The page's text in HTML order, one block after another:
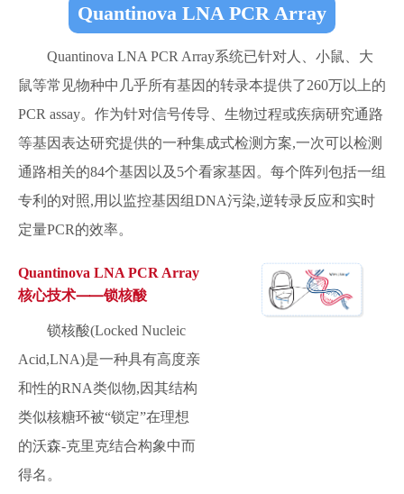
Quantinova LNA PCR Array
Quantinova LNA PCR Array系统已针对人、小鼠、大
鼠等常见物种中几乎所有基因的转录本提供了260万以上的
PCR assay。作为针对信号传导、生物过程或疾病研究通路
等基因表达研究提供的一种集成式检测方案,一次可以检测
通路相关的84个基因以及5个看家基因。每个阵列包括一组
专利的对照,用以监控基因组DNA污染,逆转录反应和实时
定量PCR的效率。
Quantinova LNA PCR Array
核心技术⸺锁核酸
锁核酸(Locked Nucleic
Acid,LNA)是一种具有高度亲
和性的RNA类似物,因其结构
类似核糖环被“锁定”在理想
的沃森-克里克结合构象中而
得名。